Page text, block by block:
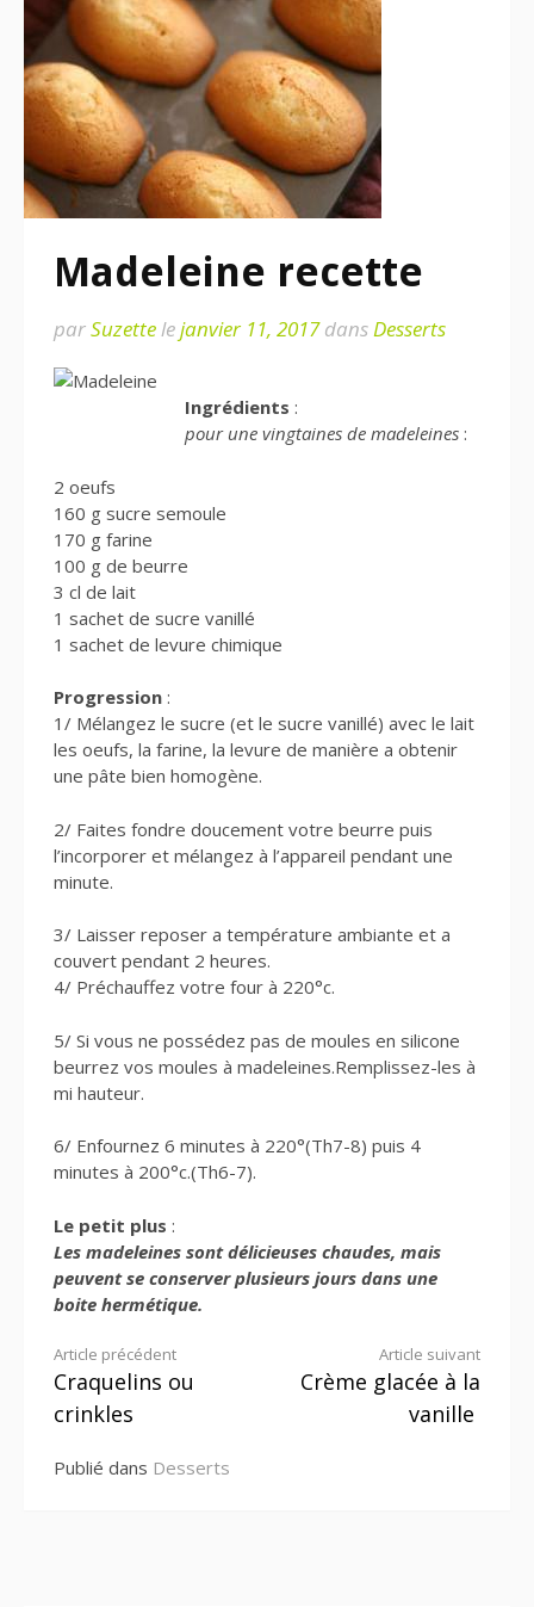
Madeleine recette
parSuzettelejanvier 11, 2017dansDesserts
Ingrédients :
pour une vingtaines de madeleines:
2 oeufs
160 g sucre semoule
170 g farine
100 g de beurre
3 cl de lait
1 sachet de sucre vanillé
1 sachet de levure chimique
Progression :
1/ Mélangez le sucre (et le sucre vanillé) avec le lait
les oeufs, la farine, la levure de manière a obtenir
une pâte bien homogène.
2/ Faites fondre doucement votre beurre puis
l’incorporer et mélangez à l’appareil pendant une
minute.
3/ Laisser reposer a température ambiante et a
couvert pendant 2 heures.
4/ Préchauffez votre four à 220°c.
5/ Si vous ne possédez pas de moules en silicone
beurrez vos moules à madeleines.Remplissez-les à
mi hauteur.
6/ Enfournez 6 minutes à 220°(Th7-8) puis 4
minutes à 200°c.(Th6-7).
Le petit plus :
Les madeleines sont délicieuses chaudes, mais
peuvent se conserver plusieurs jours dans une
boite hermétique.
Lire
la
Article précédent
Craquelins ou
crinkles
Article suivant
Crème glacée à la
vanille
Publié dans Desserts